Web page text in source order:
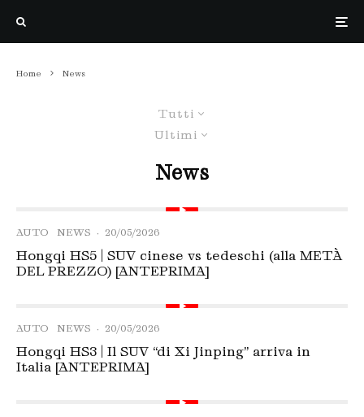
Home News
Tutti
Ultimi
News
AUTO NEWS · 20/05/2026
Hongqi HS5 | SUV cinese vs tedeschi (alla METÀ
DEL PREZZO) [ANTEPRIMA]
AUTO NEWS · 20/05/2026
Hongqi HS3 | Il SUV “di Xi Jinping” arriva in
Italia [ANTEPRIMA]